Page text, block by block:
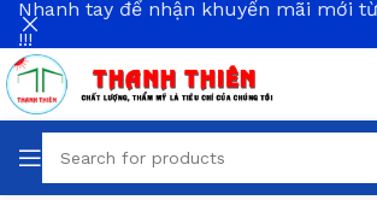
Nhanh tay để nhận khuyến mãi mới
!!!